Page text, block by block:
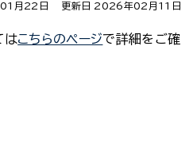
月22日 更新日 2026年02月11日
はこちらのページで詳細をご確